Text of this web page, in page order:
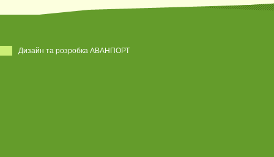
Дизайн та розробка АВАНПОРТ